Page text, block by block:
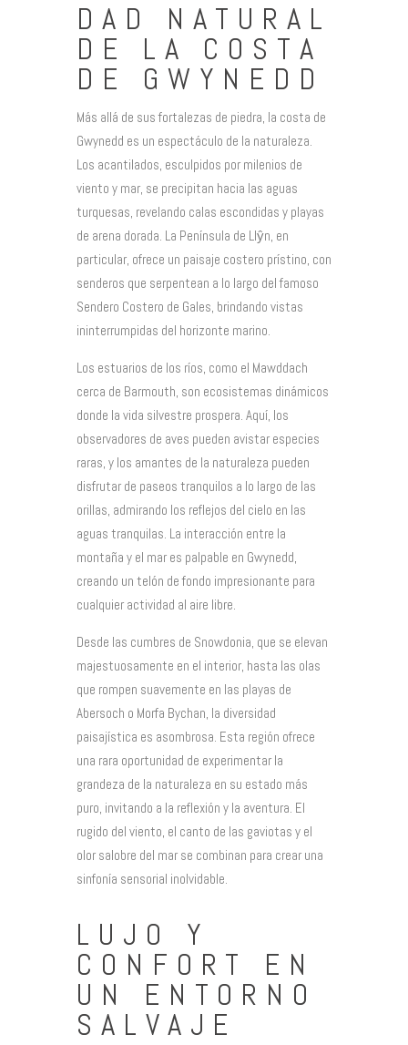
DAD NATURAL
DE LA COSTA
DE GWYNEDD
Más allá de sus fortalezas de piedra, la costa de
Gwynedd es un espectáculo de la naturaleza.
Los acantilados, esculpidos por milenios de
viento y mar, se precipitan hacia las aguas
turquesas, revelando calas escondidas y playas
de arena dorada. La Península de Llŷn, en
particular, ofrece un paisaje costero prístino, con
senderos que serpentean a lo largo del famoso
Sendero Costero de Gales, brindando vistas
ininterrumpidas del horizonte marino.
Los estuarios de los ríos, como el Mawddach
cerca de Barmouth, son ecosistemas dinámicos
donde la vida silvestre prospera. Aquí, los
observadores de aves pueden avistar especies
raras, y los amantes de la naturaleza pueden
disfrutar de paseos tranquilos a lo largo de las
orillas, admirando los reflejos del cielo en las
aguas tranquilas. La interacción entre la
montaña y el mar es palpable en Gwynedd,
creando un telón de fondo impresionante para
cualquier actividad al aire libre.
Desde las cumbres de Snowdonia, que se elevan
majestuosamente en el interior, hasta las olas
que rompen suavemente en las playas de
Abersoch o Morfa Bychan, la diversidad
paisajística es asombrosa. Esta región ofrece
una rara oportunidad de experimentar la
grandeza de la naturaleza en su estado más
puro, invitando a la reflexión y la aventura. El
rugido del viento, el canto de las gaviotas y el
olor salobre del mar se combinan para crear una
sinfonía sensorial inolvidable.
LUJO Y
CONFORT EN
UN ENTORNO
SALVAJE